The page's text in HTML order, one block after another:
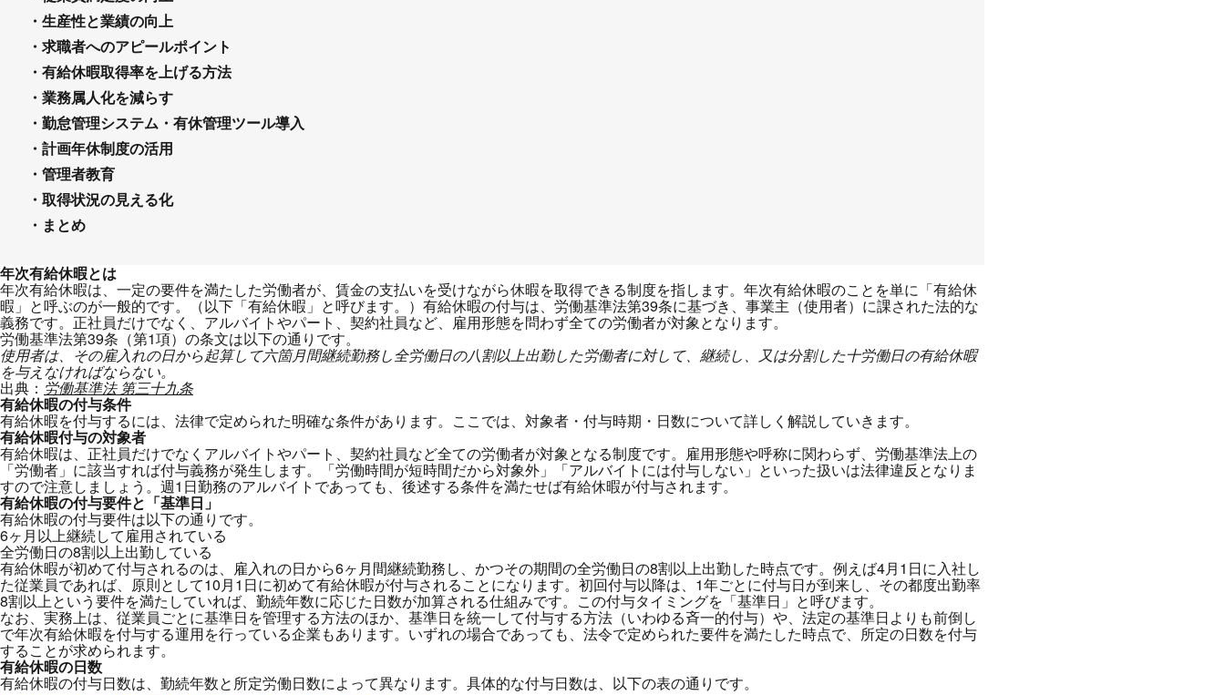
・生産性と業績の向上
・求職者へのアピールポイント
・有給休暇取得率を上げる方法
・業務属人化を減らす
・勤怠管理システム・有休管理ツール導入
・計画年休制度の活用
・管理者教育
・取得状況の見える化
・まとめ
年次有給休暇とは
年次有給休暇は、一定の要件を満たした労働者が、賃金の支払いを受けながら休暇を取得できる制度を指します。年次有給休暇のことを単に「有給休
暇」と呼ぶのが一般的です。（以下「有給休暇」と呼びます。）有給休暇の付与は、労働基準法第39条に基づき、事業主（使用者）に課された法的な
義務です。正社員だけでなく、アルバイトやパート、契約社員など、雇用形態を問わず全ての労働者が対象となります。
労働基準法第39条（第1項）の条文は以下の通りです。
使用者は、その雇入れの日から起算して六箇月間継続勤務し全労働日の八割以上出勤した労働者に対して、継続し、又は分割した十労働日の有給休暇
を与えなければならない。
出典： 労働基準法 第三十九条
有給休暇の付与条件
有給休暇を付与するには、法律で定められた明確な条件があります。ここでは、対象者・付与時期・日数について詳しく解説していきます。
有給休暇付与の対象者
有給休暇は、正社員だけでなくアルバイトやパート、契約社員など全ての労働者が対象となる制度です。雇用形態や呼称に関わらず、労働基準法上の
「労働者」に該当すれば付与義務が発生します。「労働時間が短時間だから対象外」「アルバイトには付与しない」といった扱いは法律違反となりま
すので注意しましょう。週1日勤務のアルバイトであっても、後述する条件を満たせば有給休暇が付与されます。
有給休暇の付与要件と「基準日」
有給休暇の付与要件は以下の通りです。
6ヶ月以上継続して雇用されている
全労働日の8割以上出勤している
有給休暇が初めて付与されるのは、雇入れの日から6ヶ月間継続勤務し、かつその期間の全労働日の8割以上出勤した時点です。例えば4月1日に入社し
た従業員であれば、原則として10月1日に初めて有給休暇が付与されることになります。初回付与以降は、1年ごとに付与日が到来し、その都度出勤率
8割以上という要件を満たしていれば、勤続年数に応じた日数が加算される仕組みです。この付与タイミングを「基準日」と呼びます。
なお、実務上は、従業員ごとに基準日を管理する方法のほか、基準日を統一して付与する方法（いわゆる斉一的付与）や、法定の基準日よりも前倒し
で年次有給休暇を付与する運用を行っている企業もあります。いずれの場合であっても、法令で定められた要件を満たした時点で、所定の日数を付与
することが求められます。
有給休暇の日数
有給休暇の付与日数は、勤続年数と所定労働日数によって異なります。具体的な付与日数は、以下の表の通りです。